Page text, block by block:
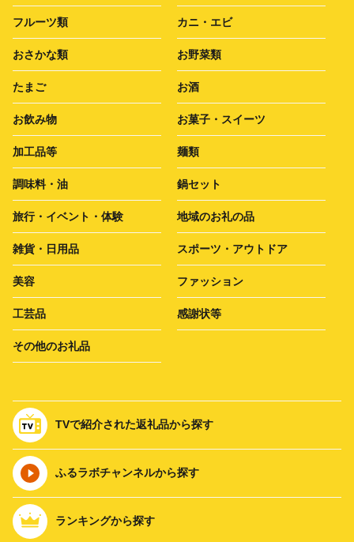
フルーツ類 カニ・エビ
おさかな類 お野菜類
たまご お酒
お飲み物 お菓子・スイーツ
加工品等 麺類
調味料・油 鍋セット
旅行・イベント・体験 地域のお礼の品
雑貨・日用品 スポーツ・アウトドア
美容 ファッション
工芸品 感謝状等
その他のお礼品
TVで紹介された返礼品から探す
ふるラボチャンネルから探す
ランキングから探す